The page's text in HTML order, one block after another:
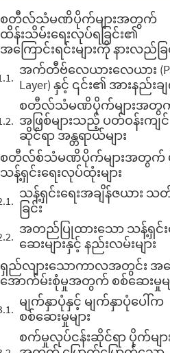
စတီလ်သံမဏိပိုက်များအတွက်
ထိန်းသိမ်းရေးလုပ်ရခြင်း၏
အကြောင်းရင်းများကို နားလည်ခြ
အက်တီဗ်လေယားလေယား
Layer) နှင့် ၎င်း၏ အားနည်းချ
စတီလ်သံမဏိပိုက်များအတွ
အဖြစ်များသည့် ပတ်ဝန်းကျင်
ဆိုင်ရာ အန္တရာယ်များ
စတီလ်စ်သံမဏိပိုက်များအတွက်
သန့်ရှင်းရေးလုပ်ထုံးများ
သန့်ရှင်းရေးအချိန်ဇယား
ခြင်း
အတည်ပြုထားသော သန့်ရှင်း
ဆေးများနှင့် နည်းလမ်းများ
ရှည်လျားသောကာလအတွင်း အခ
အောက်မ်းစုံမှုအတွက် စစ်ဆေးမှုမျ
မျက်နှာပုံနှင့် မျက်နှာပုံပေါ်က
စစ်ဆေးမှုများ
စက်မှုလုပ်ငန်းဆိုင်ရာ ပိုက်မျာ